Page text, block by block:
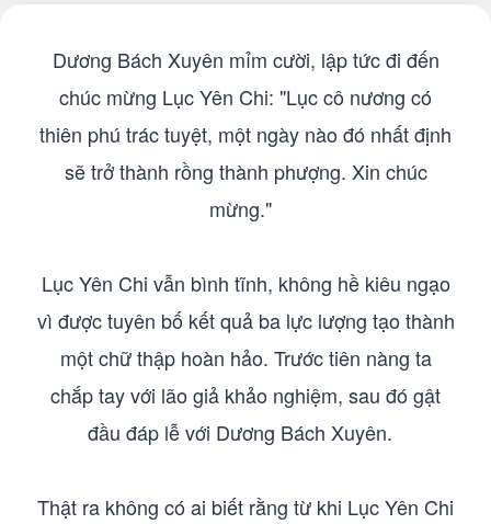
Dương Bách Xuyên mỉm cười, lập tức đi đến
chúc mừng Lục Yên Chi: "Lục cô nương có
thiên phú trác tuyệt, một ngày nào đó nhất định
sẽ trở thành rồng thành phượng. Xin chúc
mừng."
Lục Yên Chi vẫn bình tĩnh, không hề kiêu ngạo
vì được tuyên bố kết quả ba lực lượng tạo thành
một chữ thập hoàn hảo. Trước tiên nàng ta
chắp tay với lão giả khảo nghiệm, sau đó gật
đầu đáp lễ với Dương Bách Xuyên.
Thật ra không có ai biết rằng từ khi Lục Yên Chi